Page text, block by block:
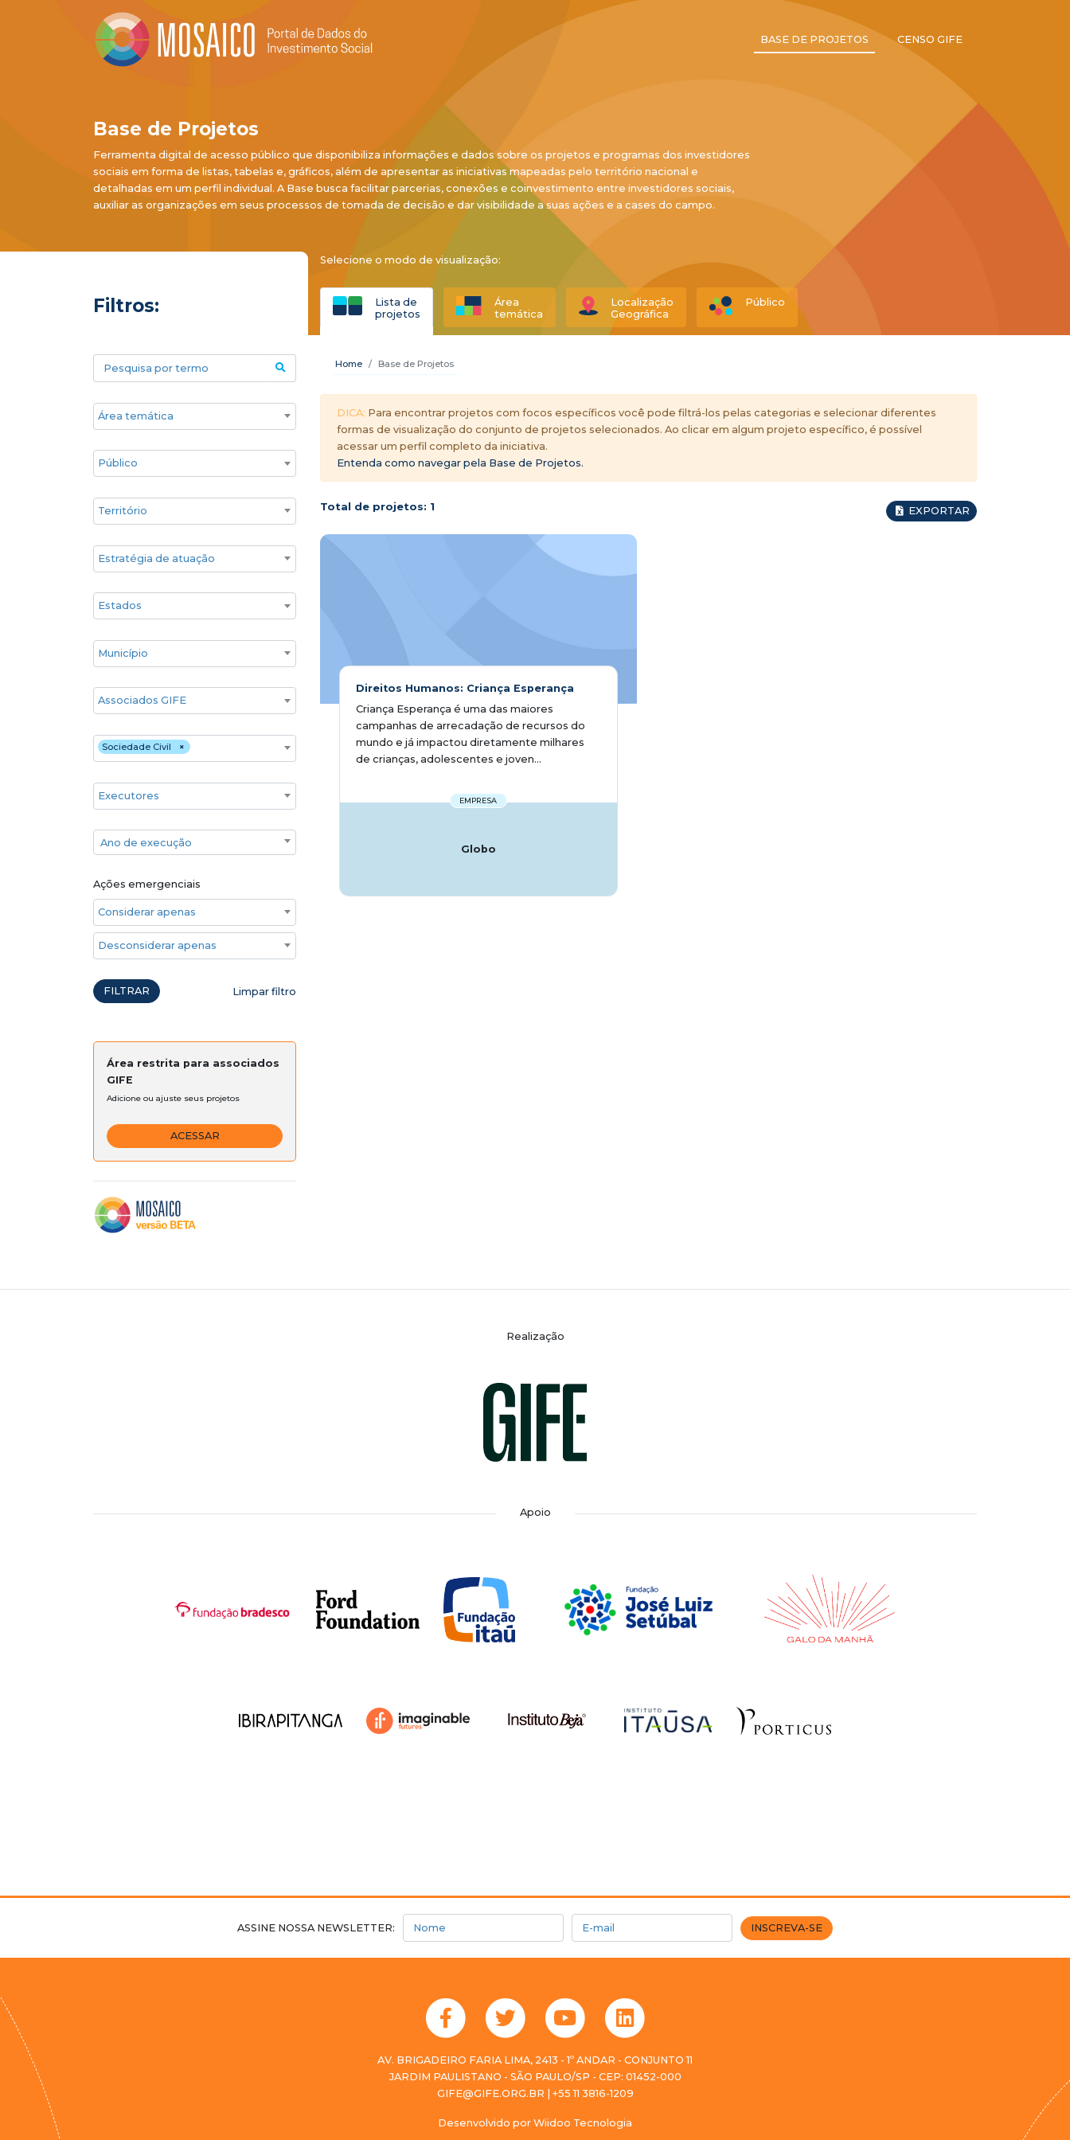
BASE DE PROJETOS CENSO GIFE
Base de Projetos
Ferramenta digital de acesso público que disponibiliza informações e dados sobre os projetos e programas dos investidores
sociais em forma de listas, tabelas e, gráficos, além de apresentar as iniciativas mapeadas pelo território nacional e
detalhadas em um perfil individual. A Base busca facilitar parcerias, conexões e coinvestimento entre investidores sociais,
auxiliar as organizações em seus processos de tomada de decisão e dar visibilidade a suas ações e a cases do campo.
Filtros:
Selecione o modo de visualização:
Lista de
projetos
Área
temática
Localização
Geográfica
Público
Pesquisa por termo
Áreas temáticas
Público
Territórios
Estratégia de atuação
Estado
Cidade
Associados GIFE
Financiadores ×
Sociedade Civil
Executores
Ano de execução
Ano de execução
Ações emergenciais
Considerar apenas ações emergenciais
Desconsiderar apenas ações emergenciais
FILTRAR Limpar filtro
Área restrita para associados
GIFE
Adicione ou ajuste seus projetos
ACESSAR
Home Base de Projetos
DICA: Para encontrar projetos com focos específicos você pode filtrá-los pelas categorias e selecionar diferentes
formas de visualização do conjunto de projetos selecionados. Ao clicar em algum projeto específico, é possível
acessar um perfil completo da iniciativa.
Entenda como navegar pela Base de Projetos.
Total de projetos: 1 EXPORTAR
Direitos Humanos: Criança Esperança
Criança Esperança é uma das maiores
campanhas de arrecadação de recursos do
mundo e já impactou diretamente milhares
de crianças, adolescentes e joven...
EMPRESA
Globo
Realização
Apoio
ASSINE NOSSA NEWSLETTER:Nome E-mail INSCREVA-SE
AV. BRIGADEIRO FARIA LIMA, 2413 - 1º ANDAR - CONJUNTO 11
JARDIM PAULISTANO - SÃO PAULO/SP - CEP: 01452-000
GIFE@GIFE.ORG.BR | +55 11 3816-1209
Desenvolvido por Wiidoo Tecnologia